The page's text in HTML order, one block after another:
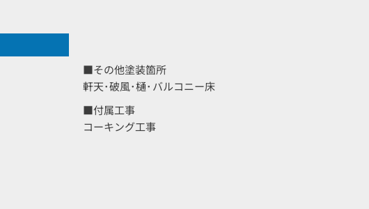
■その他塗装箇所
軒天･破風･樋･バルコニー床
■付属工事
コーキング工事